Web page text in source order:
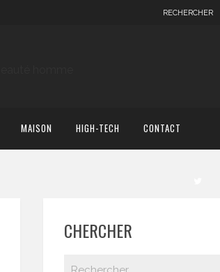
MAISON HIGH-TECH CONTACT
CHERCHER